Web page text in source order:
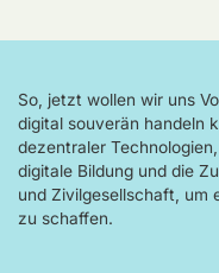
So, jetzt wollen wir uns
digital souverän handeln
dezentraler
digitale Bildung und die
und Zivilgesellschaft, um
zu schaffen.